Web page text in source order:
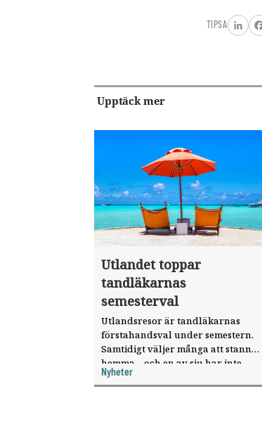
TIPSA
Upptäck mer
Utlandet toppar
tandläkarnas
semesterval
Utlandsresor är tandläkarnas
förstahandsval under semestern.
Samtidigt väljer många att stanna
hemma – och en av sju har inte
haft någon sommarledighet alls,
enligt "månadens fråga".
Nyheter